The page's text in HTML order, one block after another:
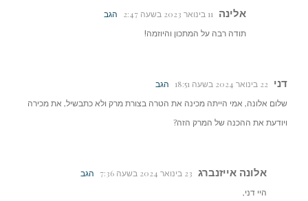
אלינה 11 בינואר 2023 בשעה 2:47
הגב
תודה רבה על המתכון והיוזמה!
דני 22 בינואר 2024 בשעה 18:51
הגב
שלום אלונה, אמי הייתה מכינה את הטרה בצורת מרק ולא כתבשיל, את מכירה
ויודעת את ההכנה של המרק הזה?
אלונה אייזנברג 23 בינואר 2024 בשעה 7:36
הגב
היי דני,